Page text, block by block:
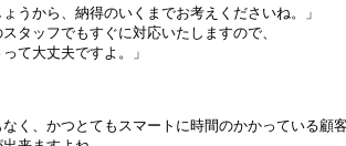
ょうから、納得のいくまでお考えくださいね。」
タッフでもすぐに対応いたしますので、
て大丈夫ですよ。」
く、かつとてもスマートに時間のかかっている顧